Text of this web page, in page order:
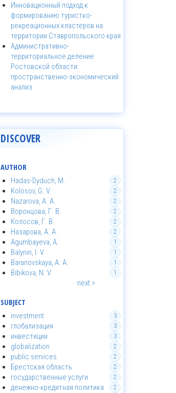
Инновационный подход к
формированию туристко-
рекреационных кластеров на
территории Ставропольского края
Административно-
территориальное деление
Ростовской области:
пространственно-экономический
анализ
DISCOVER
AUTHOR
2
Hadas-Dyduch, M.
2
Kolosov, G. V.
2
Nazarova, A. A.
2
Воронцова, Г. В.
2
Колосов, Г. В.
2
Назарова, А. А.
1
Agumbayeva, A.
1
Balynin, I. V.
1
Baranovskaya, A. A.
1
Bibikova, N. V.
next >
SUBJECT
3
investment
3
глобализация
3
инвестиции
2
globalization
2
public services
2
Брестская область
2
государственные услуги
2
денежно-кредитная политика